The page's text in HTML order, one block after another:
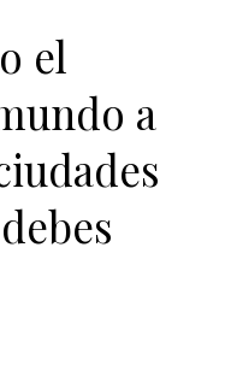
el
a